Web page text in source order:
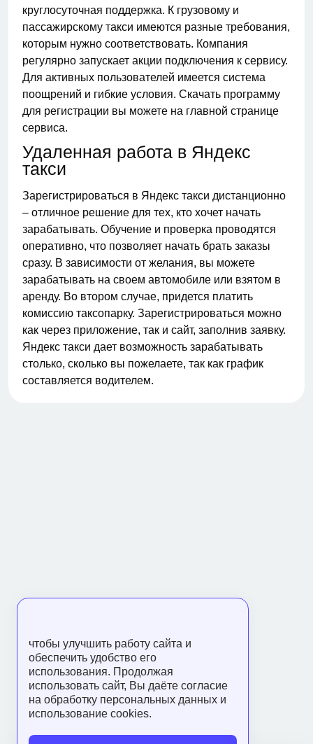
круглосуточная поддержка. К грузовому и
пассажирскому такси имеются разные требования,
которым нужно соответствовать. Компания
регулярно запускает акции подключения к сервису.
Для активных пользователей имеется система
поощрений и гибкие условия. Скачать программу
для регистрации вы можете на главной странице
сервиса.
Удаленная работа в Яндекс
такси
Зарегистрироваться в Яндекс такси дистанционно
– отличное решение для тех, кто хочет начать
зарабатывать. Обучение и проверка проводятся
оперативно, что позволяет начать брать заказы
сразу. В зависимости от желания, вы можете
зарабатывать на своем автомобиле или взятом в
аренду. Во втором случае, придется платить
комиссию таксопарку. Зарегистрироваться можно
как через приложение, так и сайт, заполнив заявку.
Яндекс такси дает возможность зарабатывать
столько, сколько вы пожелаете, так как график
составляется водителем.
чтобы улучшить работу сайта и
обеспечить удобство его
использования. Продолжая
использовать сайт, Вы даёте согласие
на обработку персональных данных и
использование cookies.